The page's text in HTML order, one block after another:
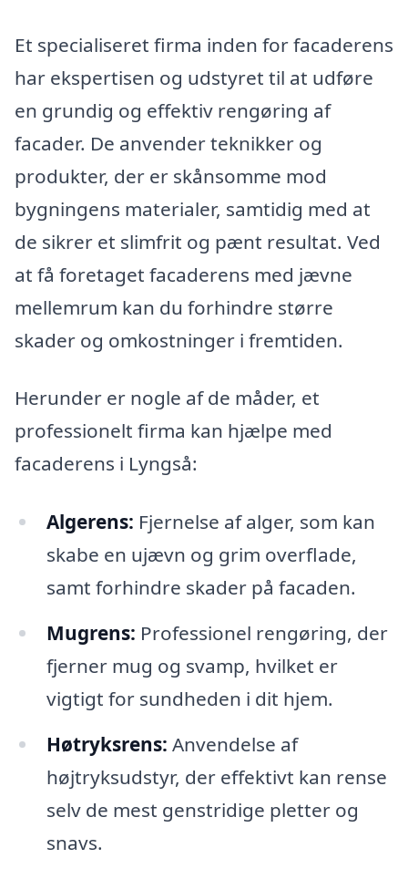
Et specialiseret firma inden for facaderens
har ekspertisen og udstyret til at udføre
en grundig og effektiv rengøring af
facader. De anvender teknikker og
produkter, der er skånsomme mod
bygningens materialer, samtidig med at
de sikrer et slimfrit og pænt resultat. Ved
at få foretaget facaderens med jævne
mellemrum kan du forhindre større
skader og omkostninger i fremtiden.
Herunder er nogle af de måder, et
professionelt firma kan hjælpe med
facaderens i Lyngså:
Algerens: Fjernelse af alger, som kan
skabe en ujævn og grim overflade,
samt forhindre skader på facaden.
Mugrens: Professionel rengøring, der
fjerner mug og svamp, hvilket er
vigtigt for sundheden i dit hjem.
Høtryksrens: Anvendelse af
højtryksudstyr, der effektivt kan rense
selv de mest genstridige pletter og
snavs.